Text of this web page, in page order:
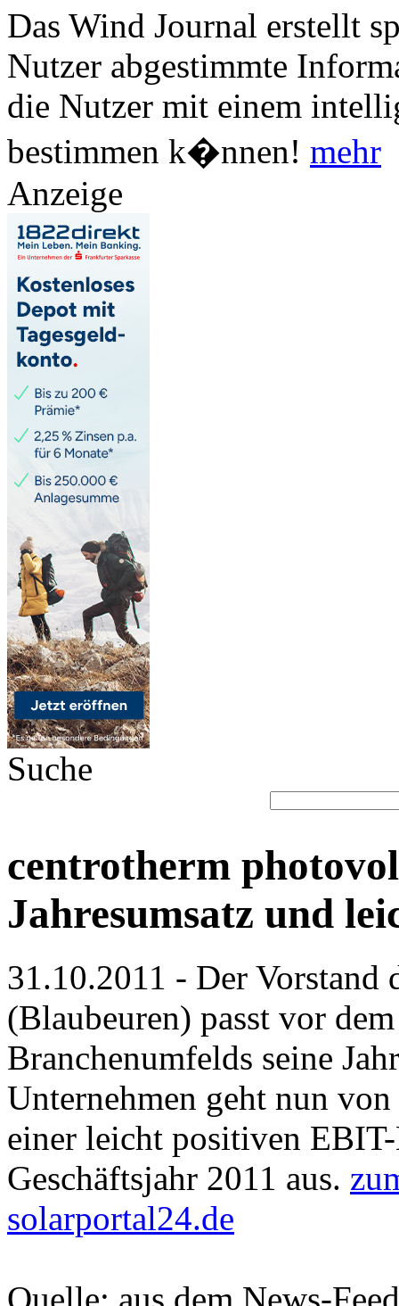
Das Wind Journal erstellt
Nutzer abgestimmte
die Nutzer mit einem
bestimmen k�nnen! mehr
Anzeige
Suche
centrotherm
Jahresumsatz und
31.10.2011 - Der
(Blaubeuren) passt vor
Branchenumfelds seine
Unternehmen geht nun
einer leicht positiven
Geschäftsjahr 2011 aus.
solarportal24.de
Quelle: aus dem News-